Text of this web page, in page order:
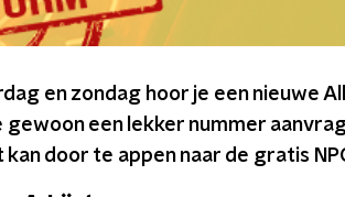
en zondag hoor je een nieuwe
gewoon een lekker nummer
kan door te appen naar de gratis